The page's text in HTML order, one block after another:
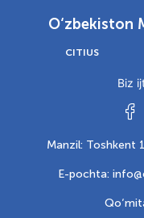
O‘zbekiston
CITIUS
Biz
Manzil: Toshkent
E-pochta: